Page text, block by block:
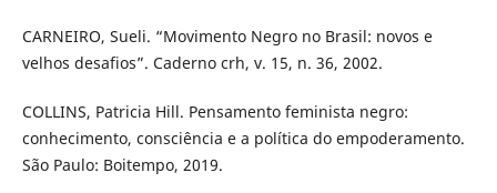
CARNEIRO, Sueli. “Movimento Negro no Brasil: novos e
velhos desafios”. Caderno crh, v. 15, n. 36, 2002.
COLLINS, Patricia Hill. Pensamento feminista negro:
conhecimento, consciência e a política do empoderamento.
São Paulo: Boitempo, 2019.